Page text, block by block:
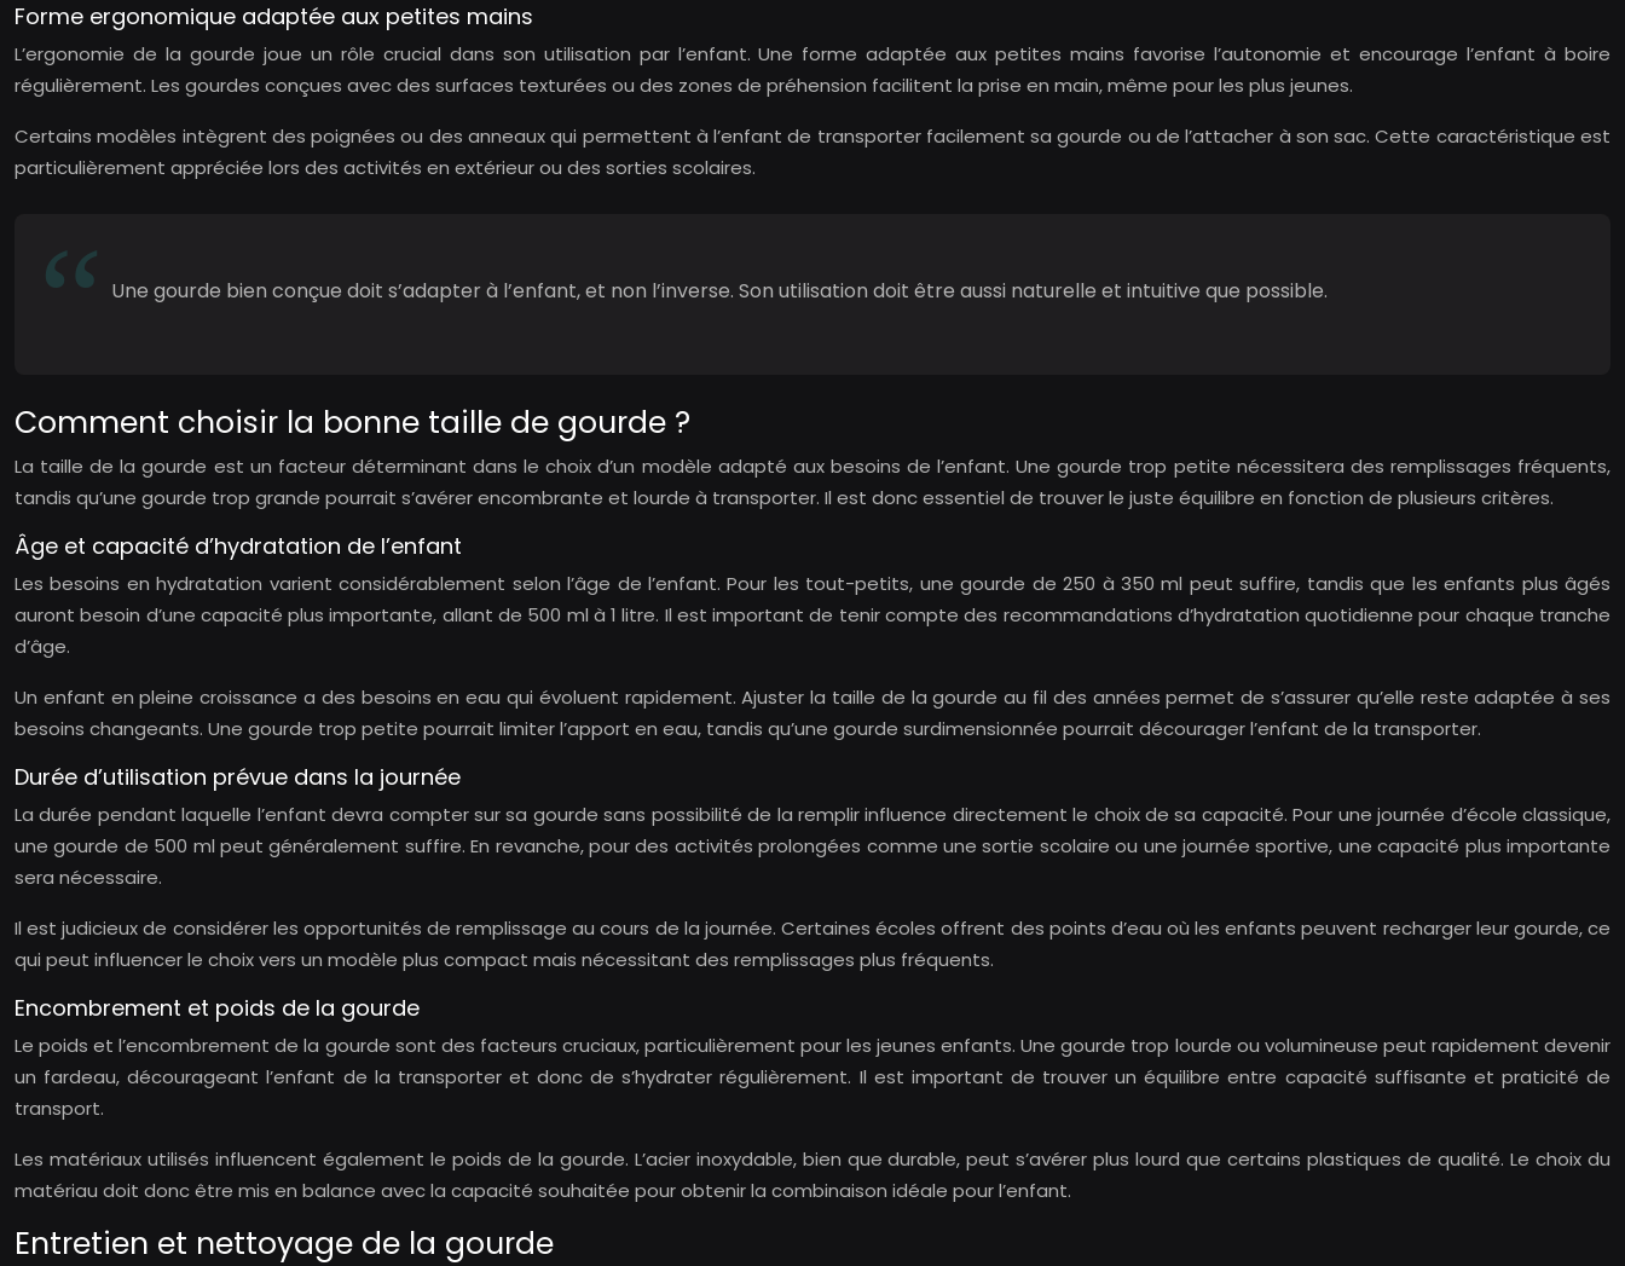
Forme ergonomique adaptée aux petites mains
L’ergonomie de la gourde joue un rôle crucial dans son utilisation par l’enfant. Une forme adaptée aux petites mains favorise l’autonomie et encourage l’enfant à boire
régulièrement. Les gourdes conçues avec des surfaces texturées ou des zones de préhension facilitent la prise en main, même pour les plus jeunes.
Certains modèles intègrent des poignées ou des anneaux qui permettent à l’enfant de transporter facilement sa gourde ou de l’attacher à son sac. Cette caractéristique est
particulièrement appréciée lors des activités en extérieur ou des sorties scolaires.
Une gourde bien conçue doit s’adapter à l’enfant, et non l’inverse. Son utilisation doit être aussi naturelle et intuitive que possible.
Comment choisir la bonne taille de gourde ?
La taille de la gourde est un facteur déterminant dans le choix d’un modèle adapté aux besoins de l’enfant. Une gourde trop petite nécessitera des remplissages fréquents,
tandis qu’une gourde trop grande pourrait s’avérer encombrante et lourde à transporter. Il est donc essentiel de trouver le juste équilibre en fonction de plusieurs critères.
Âge et capacité d’hydratation de l’enfant
Les besoins en hydratation varient considérablement selon l’âge de l’enfant. Pour les tout-petits, une gourde de 250 à 350 ml peut suffire, tandis que les enfants plus âgés
auront besoin d’une capacité plus importante, allant de 500 ml à 1 litre. Il est important de tenir compte des recommandations d’hydratation quotidienne pour chaque tranche
d’âge.
Un enfant en pleine croissance a des besoins en eau qui évoluent rapidement. Ajuster la taille de la gourde au fil des années permet de s’assurer qu’elle reste adaptée à ses
besoins changeants. Une gourde trop petite pourrait limiter l’apport en eau, tandis qu’une gourde surdimensionnée pourrait décourager l’enfant de la transporter.
Durée d’utilisation prévue dans la journée
La durée pendant laquelle l’enfant devra compter sur sa gourde sans possibilité de la remplir influence directement le choix de sa capacité. Pour une journée d’école classique,
une gourde de 500 ml peut généralement suffire. En revanche, pour des activités prolongées comme une sortie scolaire ou une journée sportive, une capacité plus importante
sera nécessaire.
Il est judicieux de considérer les opportunités de remplissage au cours de la journée. Certaines écoles offrent des points d’eau où les enfants peuvent recharger leur gourde, ce
qui peut influencer le choix vers un modèle plus compact mais nécessitant des remplissages plus fréquents.
Encombrement et poids de la gourde
Le poids et l’encombrement de la gourde sont des facteurs cruciaux, particulièrement pour les jeunes enfants. Une gourde trop lourde ou volumineuse peut rapidement devenir
un fardeau, décourageant l’enfant de la transporter et donc de s’hydrater régulièrement. Il est important de trouver un équilibre entre capacité suffisante et praticité de
transport.
Les matériaux utilisés influencent également le poids de la gourde. L’acier inoxydable, bien que durable, peut s’avérer plus lourd que certains plastiques de qualité. Le choix du
matériau doit donc être mis en balance avec la capacité souhaitée pour obtenir la combinaison idéale pour l’enfant.
Entretien et nettoyage de la gourde